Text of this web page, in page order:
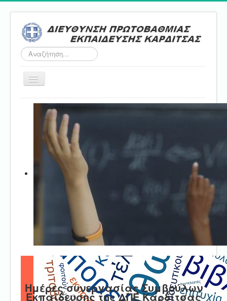
Αναζήτηση...
Εναλλαγή
Αρχική
Τμήμα Α'
Τμήμα Β'
Επικοινωνία
Ημέρες συνεργασίας Συμβούλων
Εκπαίδευσης της ΔΠΕ Καρδίτσας